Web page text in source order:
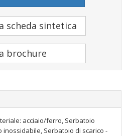
scheda sintetica
brochure
acciaio/ferro, Serbatoio
inossidabile, Serbatoio di scarico -